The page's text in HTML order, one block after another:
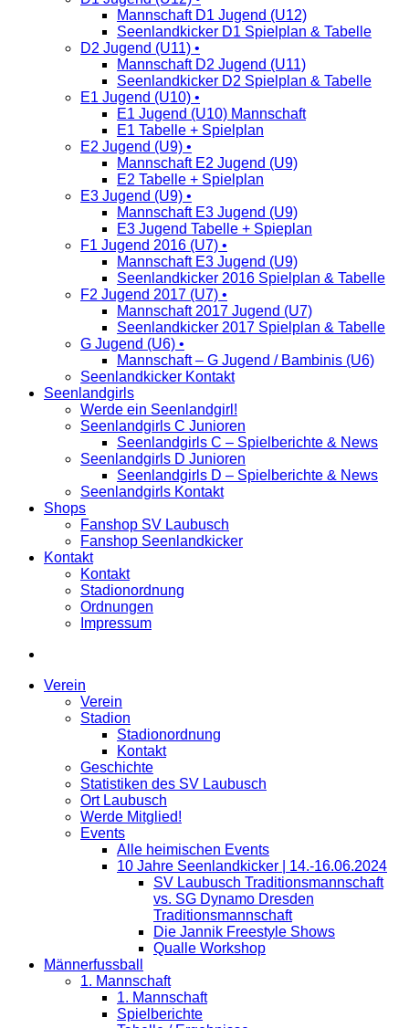
Mannschaft D1 Jugend (U12)
Seenlandkicker D1 Spielplan & Tabelle
D2 Jugend (U11) •
Mannschaft D2 Jugend (U11)
Seenlandkicker D2 Spielplan & Tabelle
E1 Jugend (U10) •
E1 Jugend (U10) Mannschaft
E1 Tabelle + Spielplan
E2 Jugend (U9) •
Mannschaft E2 Jugend (U9)
E2 Tabelle + Spielplan
E3 Jugend (U9) •
Mannschaft E3 Jugend (U9)
E3 Jugend Tabelle + Spieplan
F1 Jugend 2016 (U7) •
Mannschaft E3 Jugend (U9)
Seenlandkicker 2016 Spielplan & Tabelle
F2 Jugend 2017 (U7) •
Mannschaft 2017 Jugend (U7)
Seenlandkicker 2017 Spielplan & Tabelle
G Jugend (U6) •
Mannschaft – G Jugend / Bambinis (U6)
Seenlandkicker Kontakt
Seenlandgirls
Werde ein Seenlandgirl!
Seenlandgirls C Junioren
Seenlandgirls C – Spielberichte & News
Seenlandgirls D Junioren
Seenlandgirls D – Spielberichte & News
Seenlandgirls Kontakt
Shops
Fanshop SV Laubusch
Fanshop Seenlandkicker
Kontakt
Kontakt
Stadionordnung
Ordnungen
Impressum
Verein
Verein
Stadion
Stadionordnung
Kontakt
Geschichte
Statistiken des SV Laubusch
Ort Laubusch
Werde Mitglied!
Events
Alle heimischen Events
10 Jahre Seenlandkicker | 14.-16.06.2024
SV Laubusch Traditionsmannschaft
vs. SG Dynamo Dresden
Traditionsmannschaft
Die Jannik Freestyle Shows
Qualle Workshop
Männerfussball
1. Mannschaft
1. Mannschaft
Spielberichte